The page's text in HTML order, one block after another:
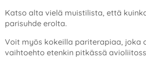
Katso alta vielä muistilista, että
parisuhde erolta.
Voit myös kokeilla pariterapiaa, joka
vaihtoehto etenkin pitkässä